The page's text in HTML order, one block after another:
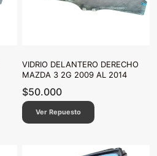
VIDRIO DELANTERO DERECHO
MAZDA 3 2G 2009 AL 2014
$50.000
Ver Repuesto